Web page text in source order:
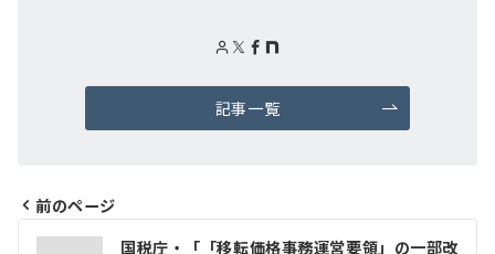
記事一覧
投
前のページ
国税庁・「「移転価格事務運営要領」の一部改